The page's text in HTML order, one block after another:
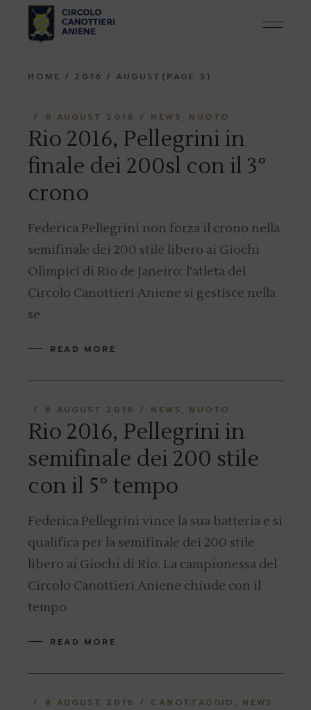
content
HOME 2016 AUGUST (PAGE 3)
9 AUGUST 2016 NEWS NUOTO
Rio 2016, Pellegrini in
finale dei 200sl con il 3°
crono
Federica Pellegrini non forza il crono nella
semifinale dei 200 stile libero ai Giochi
Olimpici di Rio de Janeiro: l’atleta del
Circolo Canottieri Aniene si gestisce nella
se
READ MORE
8 AUGUST 2016 NEWS NUOTO
Rio 2016, Pellegrini in
semifinale dei 200 stile
con il 5° tempo
Federica Pellegrini vince la sua batteria e si
qualifica per la semifinale dei 200 stile
libero ai Giochi di Rio. La campionessa del
Circolo Canottieri Aniene chiude con il
tempo
READ MORE
8 AUGUST 2016 CANOTTAGGIO NEWS